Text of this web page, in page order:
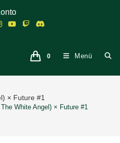
0 Menü
× Future #1
White Angel) × Future #1